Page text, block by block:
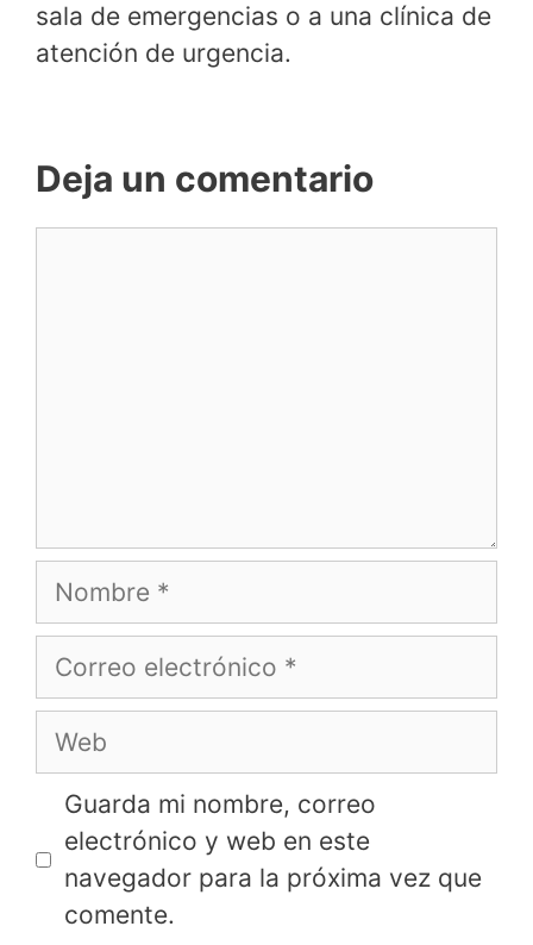
sala de emergencias o a una clínica de
atención de urgencia.
Deja un comentario
Nombre
Correo
electrónico
Web
Guarda mi nombre, correo
electrónico y web en este
navegador para la próxima vez que
comente.